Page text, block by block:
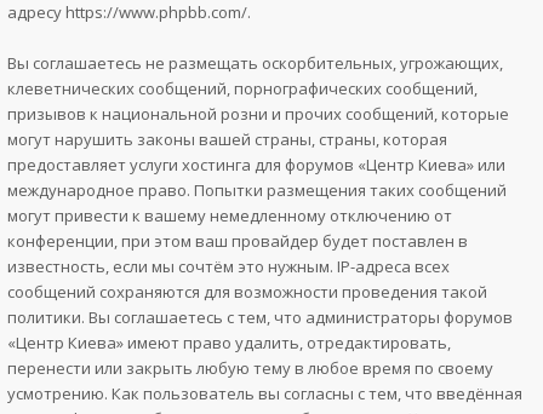
адресу https://www.phpbb.com/.
Вы соглашаетесь не размещать оскорбительных, угрожающих,
клеветнических сообщений, порнографических сообщений,
призывов к национальной розни и прочих сообщений, которые
могут нарушить законы вашей страны, страны, которая
предоставляет услуги хостинга для форумов «Центр Киева» или
международное право. Попытки размещения таких сообщений
могут привести к вашему немедленному отключению от
конференции, при этом ваш провайдер будет поставлен в
известность, если мы сочтём это нужным. IP-адреса всех
сообщений сохраняются для возможности проведения такой
политики. Вы соглашаетесь с тем, что администраторы форумов
«Центр Киева» имеют право удалить, отредактировать,
перенести или закрыть любую тему в любое время по своему
усмотрению. Как пользователь вы согласны с тем, что введённая